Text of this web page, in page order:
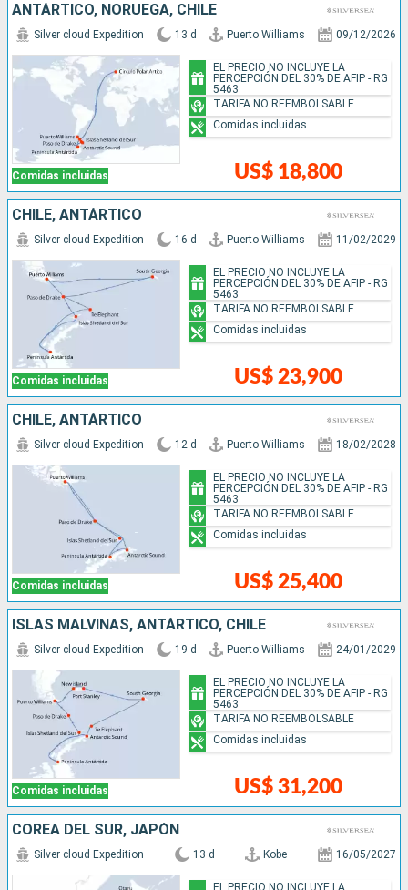
ANTÁRTICO, NORUEGA, CHILE
Comidas incluidas
Silver cloud Expedition 13 d Puerto Williams 09/12/2026
US$ 18,800
EL PRECIO NO INCLUYE LA
PERCEPCIÓN DEL 30% DE AFIP - RG
5463
TARIFA NO REEMBOLSABLE
Comidas incluidas
CHILE, ANTÁRTICO
Comidas incluidas
Silver cloud Expedition 16 d Puerto Williams 11/02/2029
US$ 23,900
EL PRECIO NO INCLUYE LA
PERCEPCIÓN DEL 30% DE AFIP - RG
5463
TARIFA NO REEMBOLSABLE
Comidas incluidas
CHILE, ANTÁRTICO
Comidas incluidas
Silver cloud Expedition 12 d Puerto Williams 18/02/2028
US$ 25,400
EL PRECIO NO INCLUYE LA
PERCEPCIÓN DEL 30% DE AFIP - RG
5463
TARIFA NO REEMBOLSABLE
Comidas incluidas
ISLAS MALVINAS, ANTÁRTICO, CHILE
Comidas incluidas
Silver cloud Expedition 19 d Puerto Williams 24/01/2029
US$ 31,200
EL PRECIO NO INCLUYE LA
PERCEPCIÓN DEL 30% DE AFIP - RG
5463
TARIFA NO REEMBOLSABLE
Comidas incluidas
COREA DEL SUR, JAPÓN
Silver cloud Expedition 13 d Kobe 16/05/2027
EL PRECIO NO INCLUYE LA